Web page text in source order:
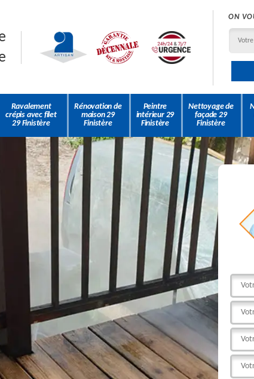
ON
Ravalement
crépis avec filet
29 Finistère
Rénovation de
maison 29
Finistère
Peintre
intérieur 29
Finistère
Nettoyage de
façade 29
Finistère